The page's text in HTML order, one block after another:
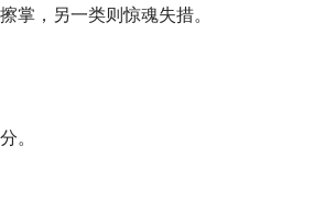
掌，另一类则惊魂失措。
。